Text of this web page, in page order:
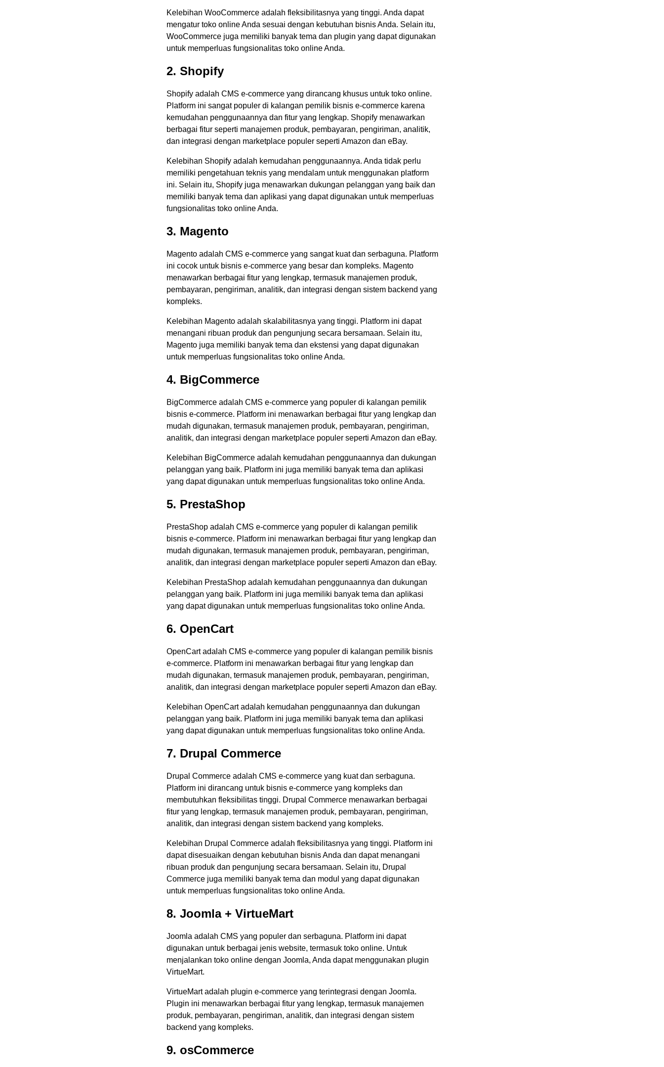
Kelebihan WooCommerce adalah fleksibilitasnya yang tinggi. Anda dapat
mengatur toko online Anda sesuai dengan kebutuhan bisnis Anda. Selain itu,
WooCommerce juga memiliki banyak tema dan plugin yang dapat digunakan
untuk memperluas fungsionalitas toko online Anda.
2. Shopify
Shopify adalah CMS e-commerce yang dirancang khusus untuk toko online.
Platform ini sangat populer di kalangan pemilik bisnis e-commerce karena
kemudahan penggunaannya dan fitur yang lengkap. Shopify menawarkan
berbagai fitur seperti manajemen produk, pembayaran, pengiriman, analitik,
dan integrasi dengan marketplace populer seperti Amazon dan eBay.
Kelebihan Shopify adalah kemudahan penggunaannya. Anda tidak perlu
memiliki pengetahuan teknis yang mendalam untuk menggunakan platform
ini. Selain itu, Shopify juga menawarkan dukungan pelanggan yang baik dan
memiliki banyak tema dan aplikasi yang dapat digunakan untuk memperluas
fungsionalitas toko online Anda.
3. Magento
Magento adalah CMS e-commerce yang sangat kuat dan serbaguna. Platform
ini cocok untuk bisnis e-commerce yang besar dan kompleks. Magento
menawarkan berbagai fitur yang lengkap, termasuk manajemen produk,
pembayaran, pengiriman, analitik, dan integrasi dengan sistem backend yang
kompleks.
Kelebihan Magento adalah skalabilitasnya yang tinggi. Platform ini dapat
menangani ribuan produk dan pengunjung secara bersamaan. Selain itu,
Magento juga memiliki banyak tema dan ekstensi yang dapat digunakan
untuk memperluas fungsionalitas toko online Anda.
4. BigCommerce
BigCommerce adalah CMS e-commerce yang populer di kalangan pemilik
bisnis e-commerce. Platform ini menawarkan berbagai fitur yang lengkap dan
mudah digunakan, termasuk manajemen produk, pembayaran, pengiriman,
analitik, dan integrasi dengan marketplace populer seperti Amazon dan eBay.
Kelebihan BigCommerce adalah kemudahan penggunaannya dan dukungan
pelanggan yang baik. Platform ini juga memiliki banyak tema dan aplikasi
yang dapat digunakan untuk memperluas fungsionalitas toko online Anda.
5. PrestaShop
PrestaShop adalah CMS e-commerce yang populer di kalangan pemilik
bisnis e-commerce. Platform ini menawarkan berbagai fitur yang lengkap dan
mudah digunakan, termasuk manajemen produk, pembayaran, pengiriman,
analitik, dan integrasi dengan marketplace populer seperti Amazon dan eBay.
Kelebihan PrestaShop adalah kemudahan penggunaannya dan dukungan
pelanggan yang baik. Platform ini juga memiliki banyak tema dan aplikasi
yang dapat digunakan untuk memperluas fungsionalitas toko online Anda.
6. OpenCart
OpenCart adalah CMS e-commerce yang populer di kalangan pemilik bisnis
e-commerce. Platform ini menawarkan berbagai fitur yang lengkap dan
mudah digunakan, termasuk manajemen produk, pembayaran, pengiriman,
analitik, dan integrasi dengan marketplace populer seperti Amazon dan eBay.
Kelebihan OpenCart adalah kemudahan penggunaannya dan dukungan
pelanggan yang baik. Platform ini juga memiliki banyak tema dan aplikasi
yang dapat digunakan untuk memperluas fungsionalitas toko online Anda.
7. Drupal Commerce
Drupal Commerce adalah CMS e-commerce yang kuat dan serbaguna.
Platform ini dirancang untuk bisnis e-commerce yang kompleks dan
membutuhkan fleksibilitas tinggi. Drupal Commerce menawarkan berbagai
fitur yang lengkap, termasuk manajemen produk, pembayaran, pengiriman,
analitik, dan integrasi dengan sistem backend yang kompleks.
Kelebihan Drupal Commerce adalah fleksibilitasnya yang tinggi. Platform ini
dapat disesuaikan dengan kebutuhan bisnis Anda dan dapat menangani
ribuan produk dan pengunjung secara bersamaan. Selain itu, Drupal
Commerce juga memiliki banyak tema dan modul yang dapat digunakan
untuk memperluas fungsionalitas toko online Anda.
8. Joomla + VirtueMart
Joomla adalah CMS yang populer dan serbaguna. Platform ini dapat
digunakan untuk berbagai jenis website, termasuk toko online. Untuk
menjalankan toko online dengan Joomla, Anda dapat menggunakan plugin
VirtueMart.
VirtueMart adalah plugin e-commerce yang terintegrasi dengan Joomla.
Plugin ini menawarkan berbagai fitur yang lengkap, termasuk manajemen
produk, pembayaran, pengiriman, analitik, dan integrasi dengan sistem
backend yang kompleks.
9. osCommerce